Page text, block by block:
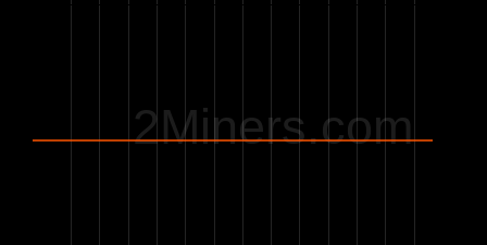
2Miners.com